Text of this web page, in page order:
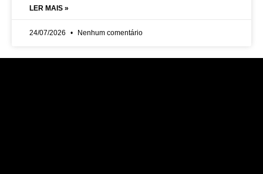
LER MAIS »
24/07/2026 Nenhum comentário